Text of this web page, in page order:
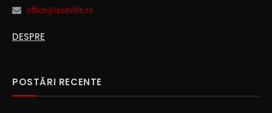
office@iasitvlife.ro
DESPRE
POSTĂRI RECENTE